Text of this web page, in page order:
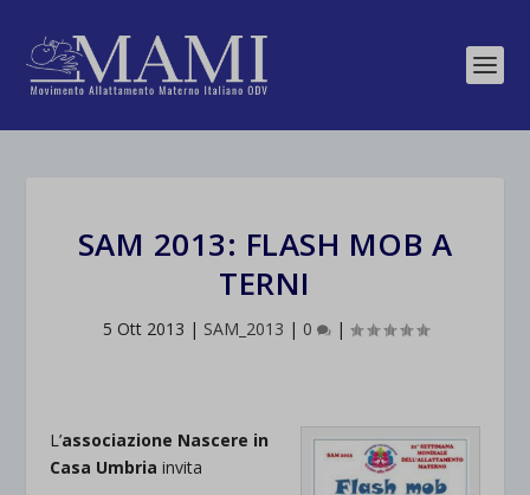
SAM 2013: FLASH MOB A
TERNI
5 Ott 2013 | SAM_2013 | 0 |
L’associazione Nascere in
Casa Umbria invita